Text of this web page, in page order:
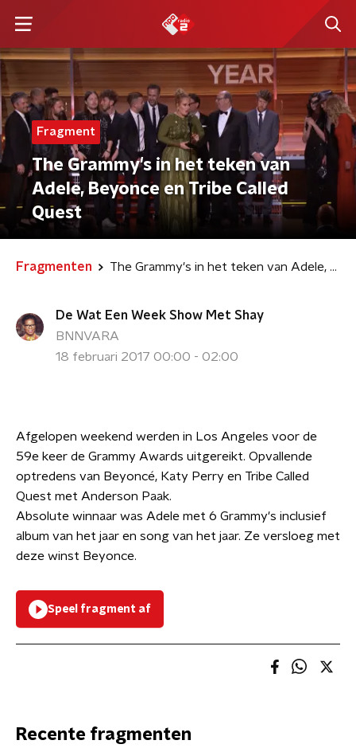
Fragment
The Grammy's in het teken van
Adele, Beyonce en Tribe Called
Quest
Fragmenten The Grammy's in het teken van Adele, Beyonce en Tribe Called Quest
De Wat Een Week Show Met Shay
BNNVARA
18 februari 2017 00:00 - 02:00
Afgelopen weekend werden in Los Angeles voor de
59e keer de Grammy Awards uitgereikt. Opvallende
optredens van Beyoncé, Katy Perry en Tribe Called
Quest met Anderson Paak.
Absolute winnaar was Adele met 6 Grammy's inclusief
album van het jaar en song van het jaar. Ze versloeg met
deze winst Beyonce.
Speel fragment af
Recente fragmenten